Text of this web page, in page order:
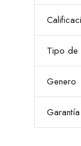
Tipo de
Genero